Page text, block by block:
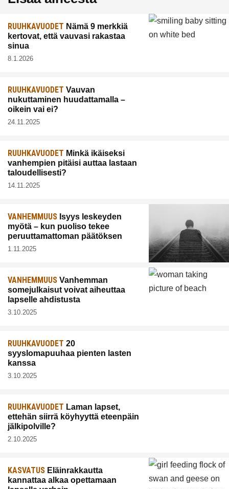
RUUHKAVUODET Nämä 9 merkkiä
kertovat, että vauvasi rakastaa
sinua
8.1.2026
RUUHKAVUODET Vauvan
nukuttaminen huudattamalla –
oikein vai ei?
24.11.2025
RUUHKAVUODET Minkä ikäiseksi
vanhempien pitäisi auttaa lastaan
taloudellisesti?
14.11.2025
VANHEMMUUS Isyys leskeyden
myötä – kun puoliso tekee
peruuttamattoman päätöksen
1.11.2025
VANHEMMUUS Vanhemman
somejulkaisut voivat aiheuttaa
lapselle ahdistusta
3.10.2025
RUUHKAVUODET 20
syyslomapuuhaa pienten lasten
kanssa
3.10.2025
RUUHKAVUODET Laman lapset,
ettehän siirrä köyhyyttä eteenpäin
jälkipolville?
2.10.2025
KASVATUS Eläinrakkautta
kannattaa alkaa opettamaan